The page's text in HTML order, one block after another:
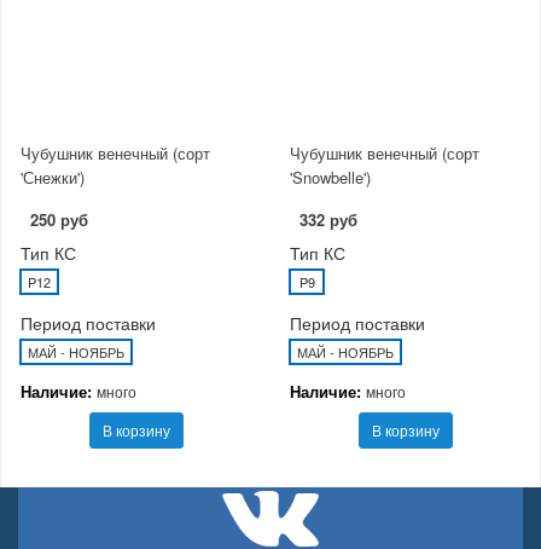
Чубушник венечный (сорт
'Снежки')
250 руб
Тип КС
P12
Период поставки
МАЙ - НОЯБРЬ
Наличие: много
В корзину
Чубушник венечный (сорт
'Snowbelle')
332 руб
Тип КС
P9
Период поставки
МАЙ - НОЯБРЬ
Наличие: много
В корзину